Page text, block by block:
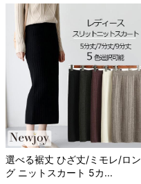
選べる裾丈 ひざ丈/ミモレ/ロン
グ ニットスカート 5カ...